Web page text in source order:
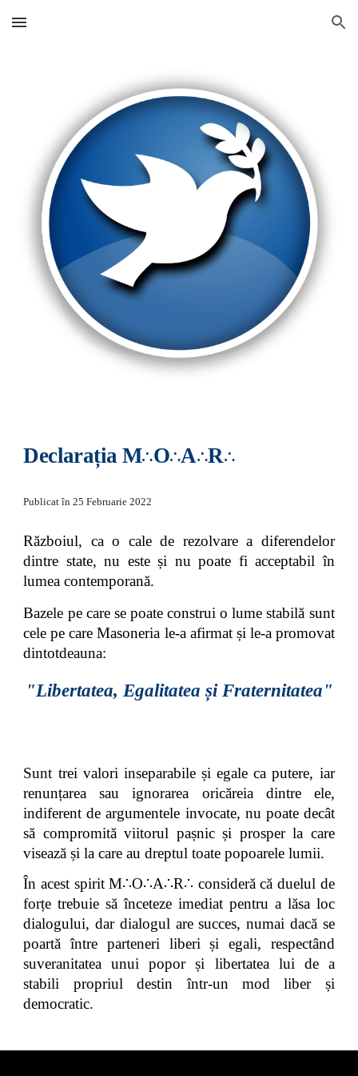
Skip to main content Skip to navigation
Declarația M∴O∴A∴R∴
Publicat în 25 Februarie 2022
Războiul, ca o cale de rezolvare a diferendelor
dintre state, nu este și nu poate fi acceptabil în
lumea contemporană.
Bazele pe care se poate construi o lume stabilă sunt
cele pe care Masoneria le-a afirmat și le-a promovat
dintotdeauna:
"Libertatea, Egalitatea și Fraternitatea"
Sunt trei valori inseparabile și egale ca putere, iar
renunțarea sau ignorarea oricăreia dintre ele,
indiferent de argumentele invocate, nu poate decât
să compromită viitorul pașnic și prosper la care
visează și la care au dreptul toate popoarele lumii.
În acest spirit M∴O∴A∴R∴ consideră că duelul de
forțe trebuie să înceteze imediat pentru a lăsa loc
dialogului, dardialogul are succes, numai dacă se
poartă între parteneri liberi și egali, respectând
suveranitatea unui popor și libertatea lui de a
stabili propriul destin într-un mod liber și
democratic.